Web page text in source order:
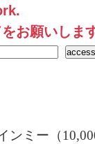
お願いしま
ンミー（